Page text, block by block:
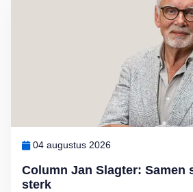
Column Jan Slagter: Samen
sterk
04 augustus 2026